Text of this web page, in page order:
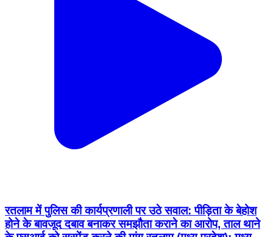
रतलाम में पुलिस की कार्यप्रणाली पर उठे सवाल: पीड़िता के बेहोश
होने के बावजूद दबाव बनाकर समझौता कराने का आरोप, ताल थाने